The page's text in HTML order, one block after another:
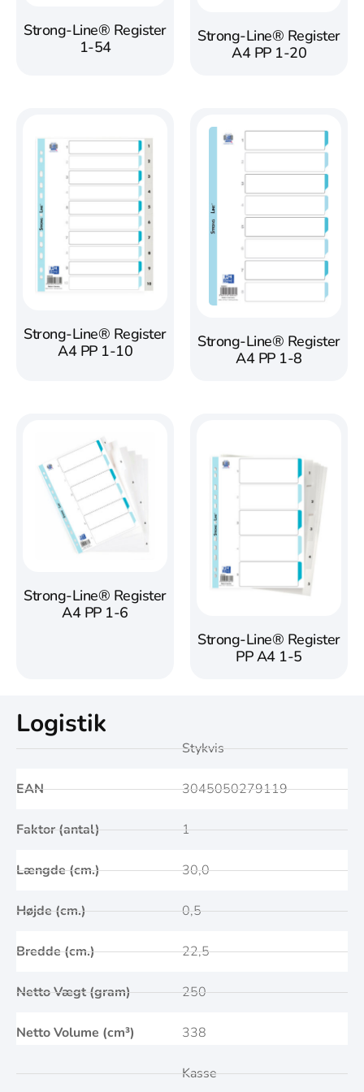
Strong-Line® Register
1-54
Strong-Line® Register
A4 PP 1-20
Strong-Line® Register
A4 PP 1-10
Strong-Line® Register
A4 PP 1-8
Strong-Line® Register
A4 PP 1-6
Strong-Line® Register
PP A4 1-5
Logistik
EAN
Faktor (antal)
Længde (cm.)
Højde (cm.)
Bredde (cm.)
Netto Vægt (gram)
Netto Volume (cm³)
Stykvis
3045050279119
1
30,0
0,5
22,5
250
338
Kasse